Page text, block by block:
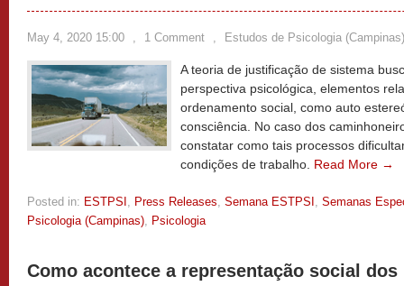
May 4, 2020 15:00 , 1 Comment , Estudos de Psicologia (Campinas)
A teoria de justificação de sistema
perspectiva psicológica, elementos
ordenamento social, como auto
consciência. No caso dos
constatar como tais processos
condições de trabalho. Read More →
Posted in: ESTPSI , Press Releases, Semana ESTPSI , Semanas
Psicologia (Campinas), Psicologia
Como acontece a representação social